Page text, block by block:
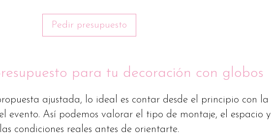
Pedir presupuesto
para tu decoración con globos
ajustada, lo ideal es contar desde el principio con la
evento. Así podemos valorar el tipo de montaje, el espacio y
las condiciones reales antes de orientarte.